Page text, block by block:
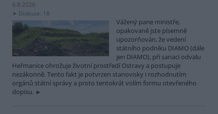
6.8.2026
Diskuse: 18
Vážený pane ministře,
opakovaně jste písemně
upozorňován, že vedení
státního podniku DIAMO (dále
jen DIAMO), při sanaci odvalu
Heřmanice ohrožuje životní prostředí Ostravy a postupuje
nezákonně. Tento fakt je potvrzen stanovisky i rozhodnutím
orgánů státní správy a proto tentokrát volím formu otevřeného
dopisu.